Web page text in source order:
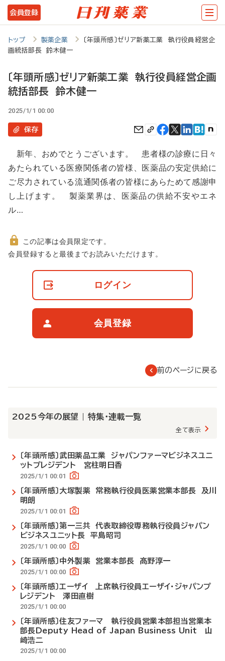
メ
イ
コ
テ
ツ
に
動
会員登録
トップ 製薬企業
〔年頭所感〕ゼリア新薬工業 執行役員経営企
画統括部長 鈴木健一
〔年頭所感〕ゼリア新薬工業 執行役員経営企画
統括部長 鈴木健一
2025/1/1 00:00
保存
新年、おめでとうございます。 患者様の診療に日々
あたられている医療関係者の皆様、医薬品の安定供給に
ご尽力されている流通関係者の皆様にあらためて感謝申
し上げます。 製薬業界は、医薬品の供給不安やエネ
ル…
非
この記事は会員限定です。
会員登録すると最後までお読みいただけます。
ログイン
会員登録
前のページに戻る
2025今年の展望 | 特集・連載一覧
全て表示
〔年頭所感〕武田薬品工業 ジャパンファーマビジネスユニ
ットプレジデント 宮柱明日香
2025/1/1 00:01
〔年頭所感〕大塚製薬 常務執行役員医薬営業本部長 及川
明朗
2025/1/1 00:01
〔年頭所感〕第一三共 代表取締役専務執行役員ジャパン
ビジネスユニット長 平島昭司
2025/1/1 00:00
〔年頭所感〕中外製薬 営業本部長 髙野淳一
2025/1/1 00:00
〔年頭所感〕エーザイ 上席執行役員エーザイ・ジャパンプ
レジデント 澤田直樹
2025/1/1 00:00
〔年頭所感〕住友ファーマ 執行役員営業本部担当営業本
部長Deputy Head of Japan Business Unit 山
崎浩二
2025/1/1 00:00